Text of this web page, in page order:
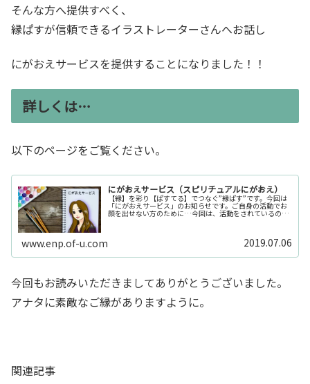
そんな方へ提供すべく、
縁ぱすが信頼できるイラストレーターさんへお話し
にがおえサービスを提供することになりました！！
詳しくは…
以下のページをご覧ください。
にがおえサービス（スピリチュアルにがおえ）
【縁】を彩り【ぱすてる】でつなぐ”縁ぱす”です。今回は
「にがおえサービス」のお知らせです。ご自身の活動でお
顔を出せない方のために…今回は、活動をされているのに
www.enp.of-u.com 2019.07.06
今回もお読みいただきましてありがとうございました。
アナタに素敵なご縁がありますように。
関連記事